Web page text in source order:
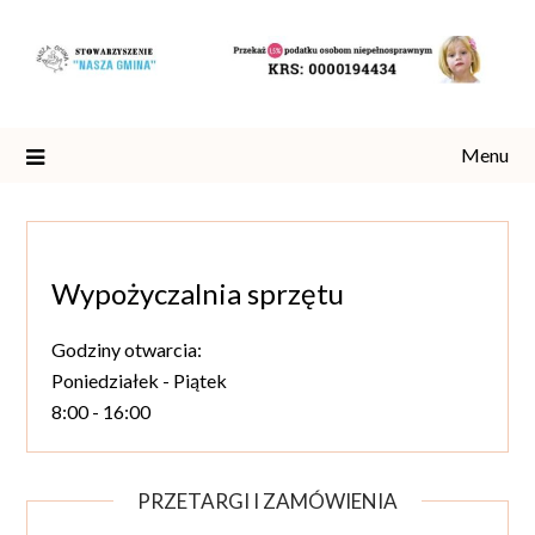
content
Menu
Wypożyczalnia sprzętu
Godziny otwarcia:
Poniedziałek - Piątek
8:00 - 16:00
PRZETARGI I ZAMÓWIENIA